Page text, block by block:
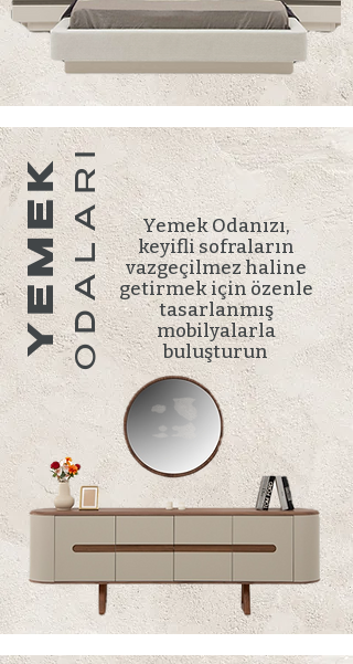
Yemek Odanızı,
keyifli sofraların
vazgeçilmez haline
getirmek için özenle
tasarlanmış
mobilyalarla
buluşturun
YEMEKODALARI